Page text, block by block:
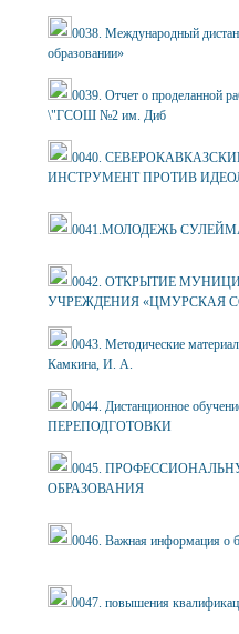
0038. Международный
образовании»
0039. Отчет о проделанной
\"ГСОШ №2 им. Диб
0040.
ИНСТРУМЕНТ ПРОТИВ
0041.МОЛОДЕЖЬ
0042. ОТКРЫТИЕ
УЧРЕЖДЕНИЯ «ЦМУРСКАЯ
0043. Методические
Камкина, И. А.
0044. Дистанционное
ПЕРЕПОДГОТОВКИ
0045.
ОБРАЗОВАНИЯ
0046. Важная информация о
0047. повышения